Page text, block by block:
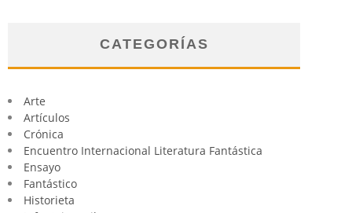
CATEGORÍAS
Arte
Artículos
Crónica
Encuentro Internacional Literatura Fantástica
Ensayo
Fantástico
Historieta